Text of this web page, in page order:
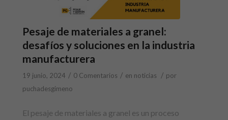
Pesaje de materiales a granel:
desafíos y soluciones en la industria
manufacturera
19 junio, 2024 / 0 Comentarios / en noticias / por
puchadesgimeno
El pesaje de materiales a granel es un proceso